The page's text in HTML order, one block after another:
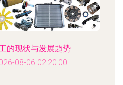
的现状与发展趋势
08-06 02:20:00